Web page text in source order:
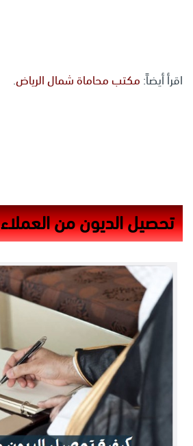
اقرأ أيضاً: مكتب محاماة شمال الرياض.
تحصيل الديون من العملاء